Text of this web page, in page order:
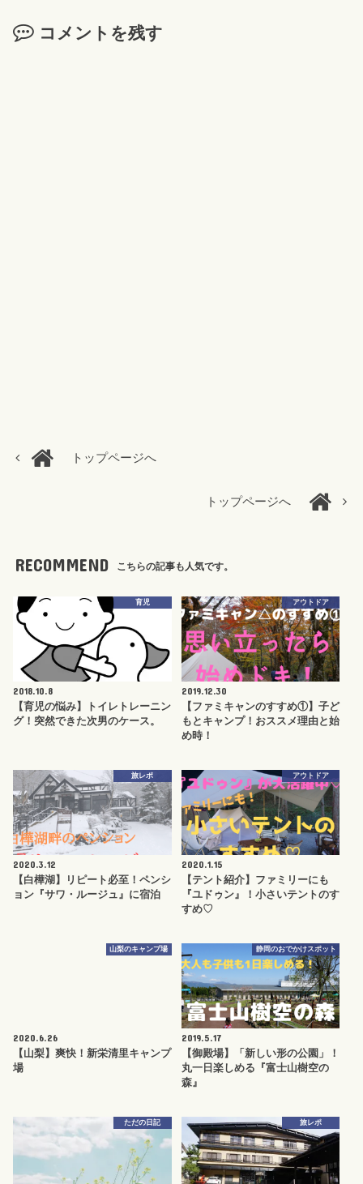
コメントを残す
トップページへ
トップページへ
RECOMMEND こちらの記事も人気です。
育児
2018.10.8
【育児の悩み】トイレトレーニン
グ！突然できた次男のケース。
アウトドア
2019.12.30
【ファミキャンのすすめ①】子ど
もとキャンプ！おススメ理由と始
め時！
旅レポ
2020.3.12
【白樺湖】リピート必至！ペンシ
ョン『サワ・ルージュ』に宿泊
アウトドア
2020.1.15
【テント紹介】ファミリーにも
『ユドゥン』！小さいテントのす
すめ♡
山梨のキャンプ場
2020.6.26
【山梨】爽快！新栄清里キャンプ
場
静岡のおでかけスポット
2019.5.17
【御殿場】「新しい形の公園」！
丸一日楽しめる『富士山樹空の
森』
ただの日記 旅レポ